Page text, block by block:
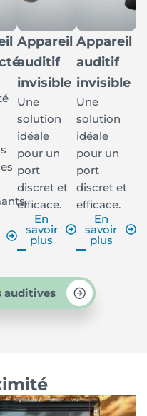
Appareil
auditif
invisible
Une
solution
idéale
pour un
port
discret et
efficace.
En
savoir
plus
Appareil
auditif
invisible
Une
solution
idéale
pour un
port
discret et
efficace.
En
savoir
plus
auditives